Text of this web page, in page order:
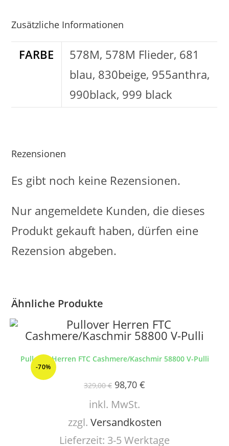
Zusätzliche Informationen
FARBE
578M, 578M Flieder, 681
blau, 830beige, 955anthra,
990black, 999 black
Rezensionen
Es gibt noch keine Rezensionen.
Nur angemeldete Kunden, die dieses
Produkt gekauft haben, dürfen eine
Rezension abgeben.
Ähnliche Produkte
-70%
Pullover Herren FTC Cashmere/Kaschmir 58800 V-Pulli
329,00€ 98,70 €
inkl. MwSt.
zzgl. Versandkosten
Lieferzeit: 3-5 Werktage